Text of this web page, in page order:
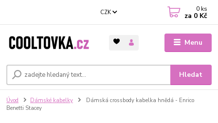
Menu
CZK
Hledat
0 ks
za 0 Kč
Úvod Dámské kabelky
Dámská crossbody kabelka hnědá - Enrico
Benetti Stacey